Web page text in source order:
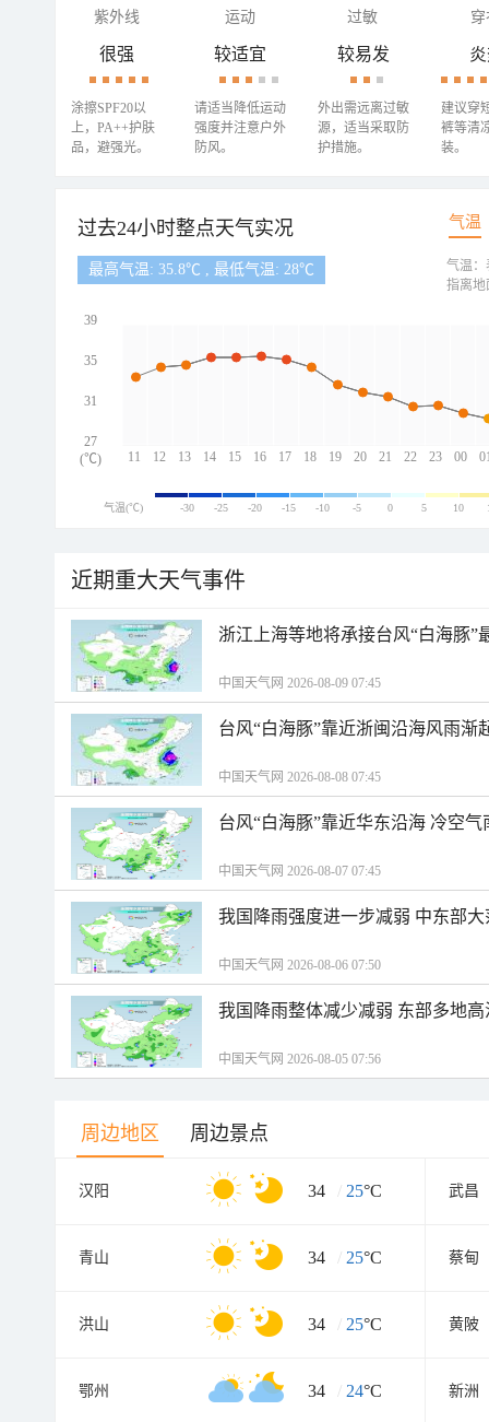
紫外线 运动 过敏 穿
很强
涂擦SPF20以
上，PA++护肤
品，避强光。
较适宜
请适当降低运动
强度并注意户外
防风。
较易发
外出需远离过敏
源，适当采取防
护措施。
建议穿
裤等清
装。
过去24小时整点天气实况 气温
最高气温: 35.8℃ , 最低气温: 28℃
11 12 13 14 15 16 17 18 19 20 21 22 23 00
39
35
31
27
(℃)
气温：
指离地
气温(℃) -30 -25 -20 -15 -10 -5 0 5 10
近期重大天气事件
浙江上海等地将承接台风“白海豚”
中国天气网 2026-08-09 07:45
台风“白海豚”靠近浙闽沿海风雨渐
中国天气网 2026-08-08 07:45
台风“白海豚”靠近华东沿海 冷空
中国天气网 2026-08-07 07:45
我国降雨强度进一步减弱 中东部
中国天气网 2026-08-06 07:50
我国降雨整体减少减弱 东部多地
中国天气网 2026-08-05 07:56
周边地区 周边景点
汉阳 34 / 25°C 武昌
青山 34 / 25°C 蔡甸
洪山 34 / 25°C 黄陂
鄂州 34 / 24°C 新洲